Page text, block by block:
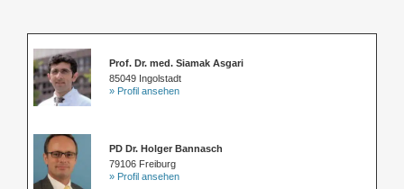
Prof. Dr. med. Siamak Asgari
85049 Ingolstadt
» Profil ansehen
PD Dr. Holger Bannasch
79106 Freiburg
» Profil ansehen